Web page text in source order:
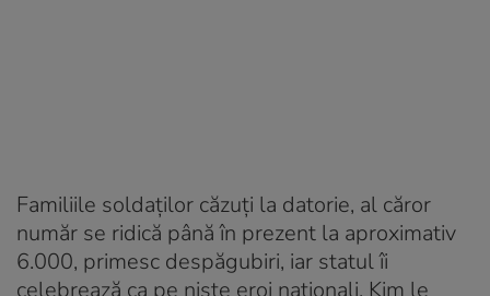
Familiile soldaților căzuți la datorie, al căror
număr se ridică până în prezent la aproximativ
6.000, primesc despăgubiri, iar statul îi
celebrează ca pe niște eroi naționali. Kim le